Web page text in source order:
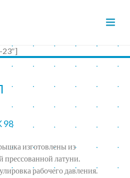
23″]
98
изготовлены из
прессованной латуни.
рабочего давления.